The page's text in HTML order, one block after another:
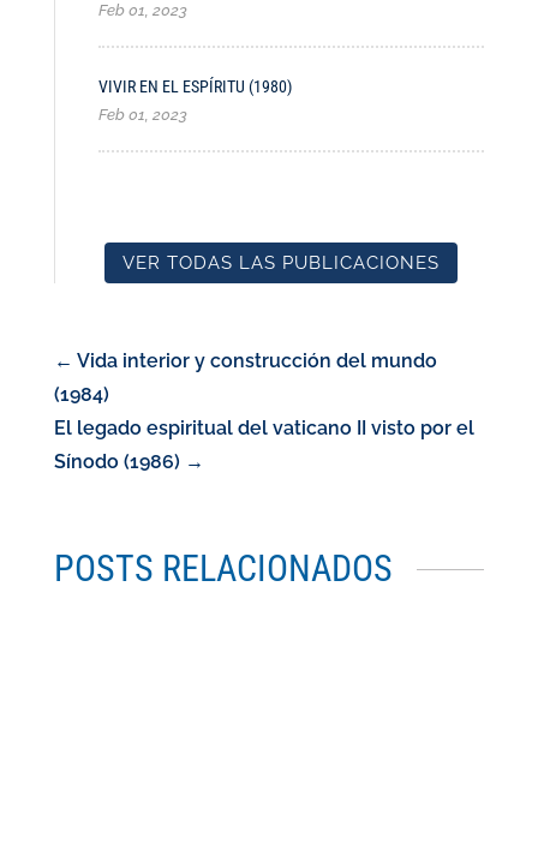
Feb 01, 2023
VIVIR EN EL ESPÍRITU (1980)
Feb 01, 2023
VER TODAS LAS PUBLICACIONES
← Vida interior y construcción del mundo
(1984)
El legado espiritual del vaticano II visto por el
Sínodo (1986) →
POSTS RELACIONADOS